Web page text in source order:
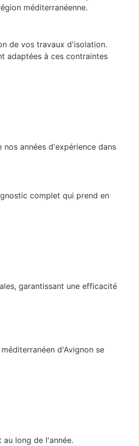
méditerranéenne.
de vos travaux d'isolation.
adaptées à ces contraintes
années d'expérience dans
complet qui prend en
garantissant une efficacité
d'Avignon se
long de l'année.